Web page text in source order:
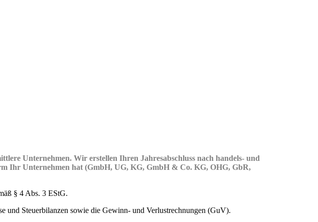
Unternehmen. Wir erstellen Ihren Jahresabschluss nach handels- und
Ihr Unternehmen hat (GmbH, UG, KG, GmbH & Co. KG, OHG, GbR,
§ 4 Abs. 3 EStG.
und Steuerbilanzen sowie die Gewinn- und Verlustrechnungen (GuV).